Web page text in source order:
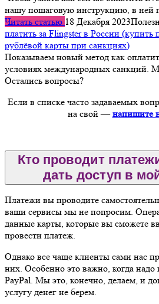
нашу пошаговую инструкцию, в ней
Читать статью 18 Декабря 2023
платить за Flingster в России (купить
рублёвой карты при санкциях)
Показываем новый метод как
условиях международных санкций.
Остались вопросы?
Если в списке часто задаваемых
на свой —напишите
Кто проводит
дать доступ в
Платежи вы проводите
ваши сервисы мы не попросим.
данные карты, которые вы сможете
провести платеж.
Однако все чаще клиенты сами нас
них. Особенно это важно, когда надо
PayPal. Мы это, конечно, делаем, и
услугу денег не берем.